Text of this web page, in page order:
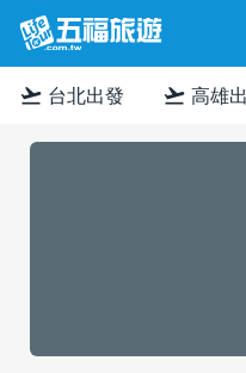
flight_takeoff 台北出發 flight_takeoff 高雄